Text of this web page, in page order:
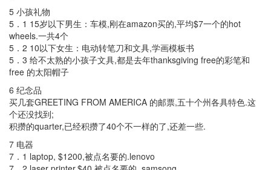
5 小孩礼物
5．1 15岁以下男生：车模,刚在amazon买的,平均$7一个的hot
wheels.一共4个
5．2 10以下女生：电动转笔刀和文具,学画模板书
5．3 给不太熟的小孩子文具,都是去年thanksgiving free的彩笔和
free 的太阳帽子
6 纪念品
买几套GREETING FROM AMERICA 的邮票,五十个州各具特色.这
个还没找到;
积攒的quarter,已经积攒了40个不一样的了,还差一些.
7 电器
7．1 laptop, $1200,被点名要的.lenovo